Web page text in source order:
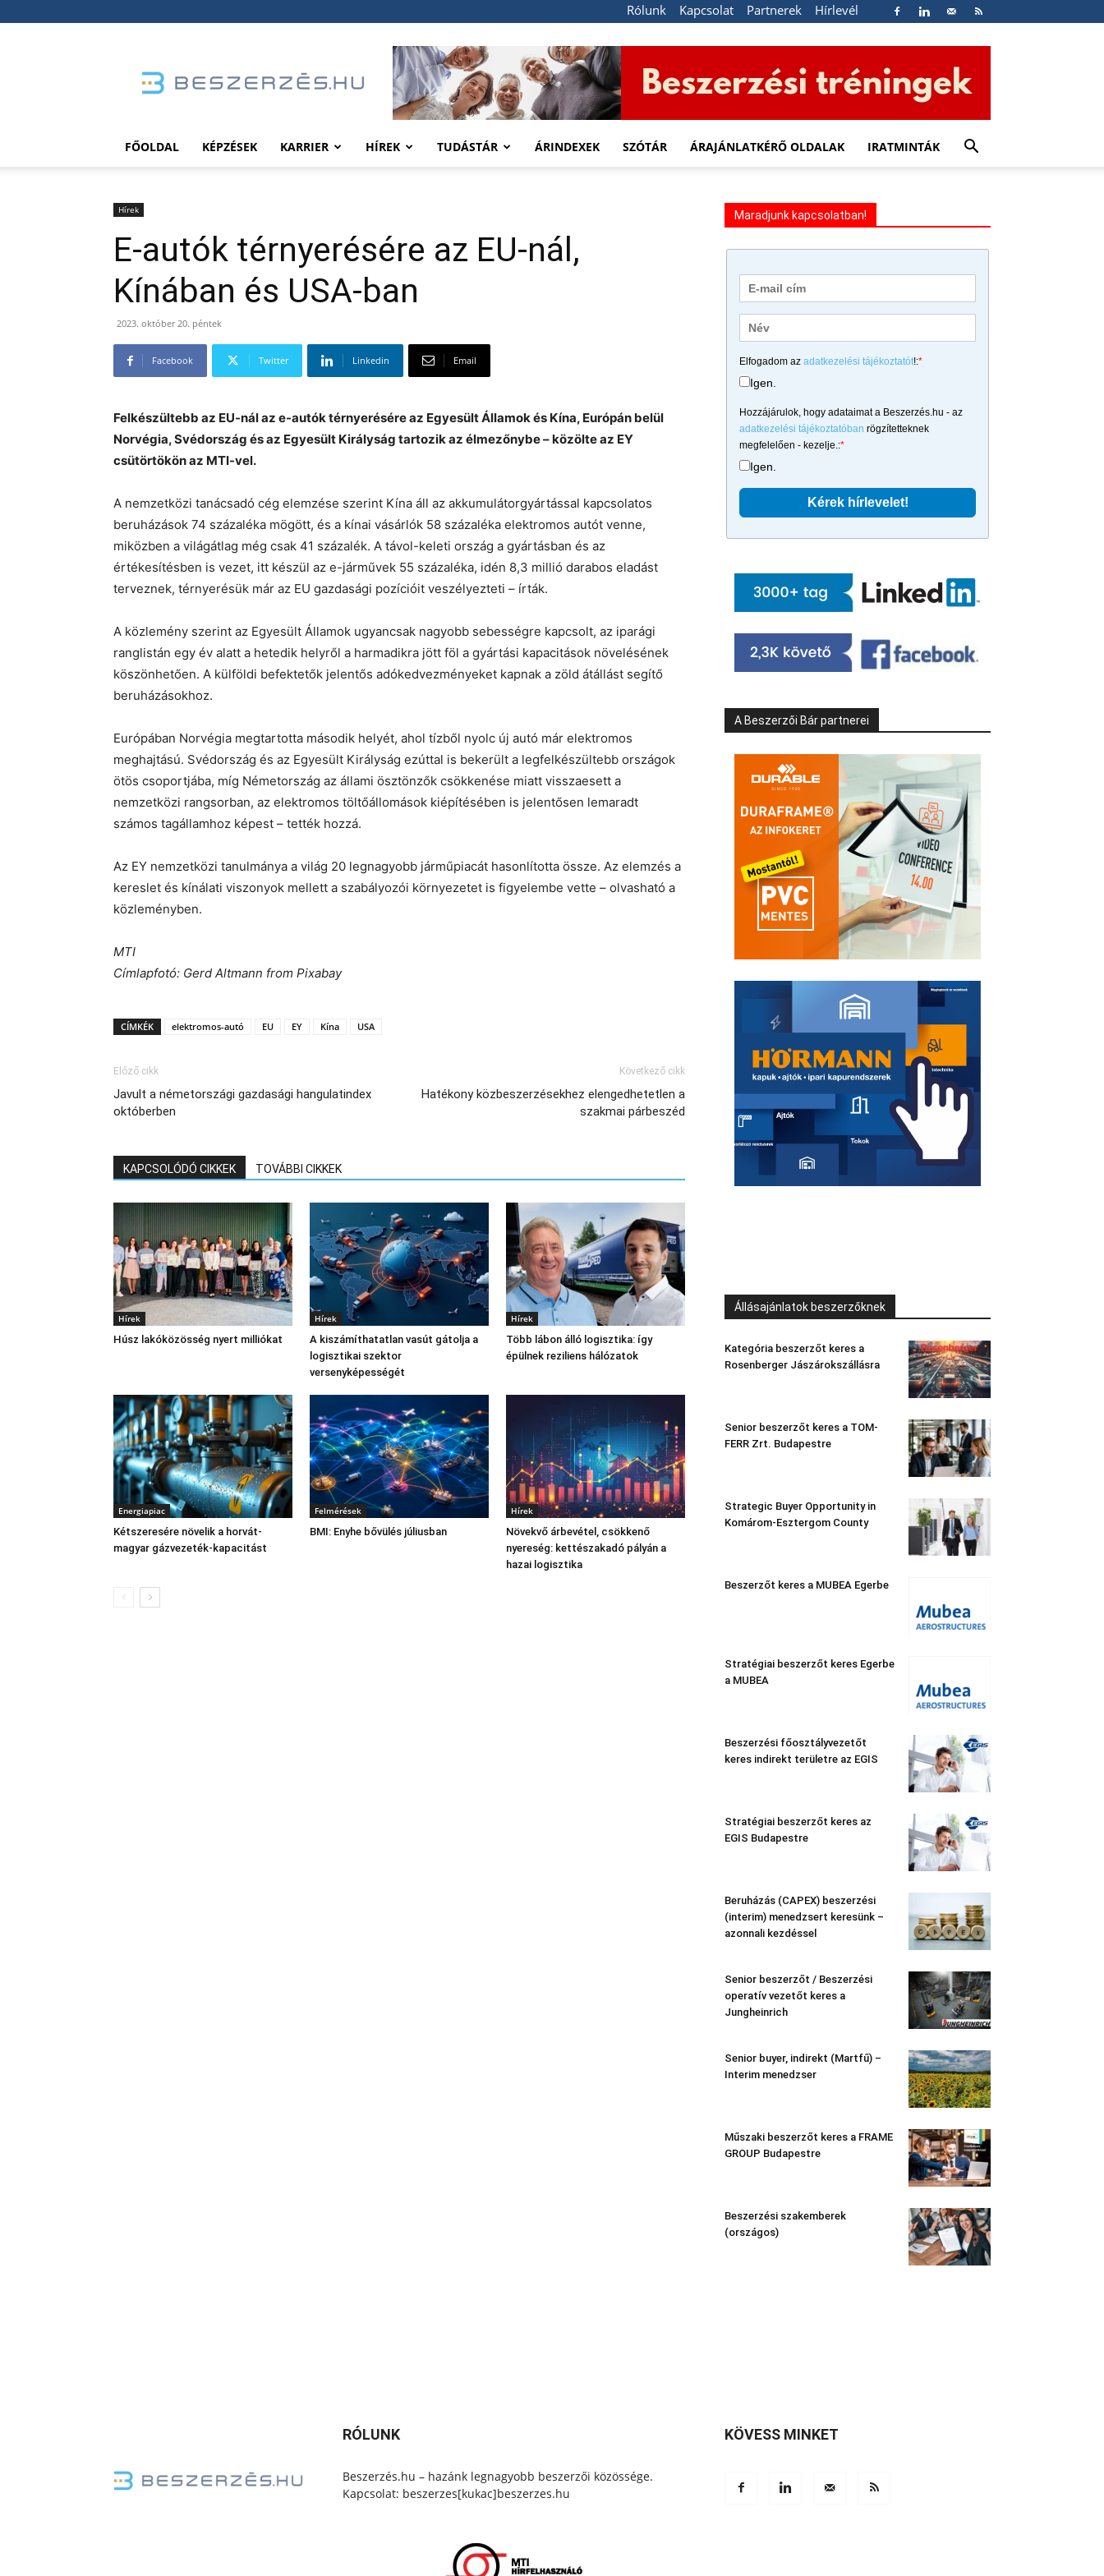
Rólunk Kapcsolat Partnerek Hírlevél
FŐOLDAL KÉPZÉSEK KARRIER HÍREK TUDÁSTÁR ÁRINDEXEK SZÓTÁR ÁRAJÁNLATKÉRŐ OLDALAK IRATMINTÁK
Hírek
E-autók térnyerésére az EU-nál,
Kínában és USA-ban
2023. október 20. péntek
Facebook Twitter Linkedin Email
Felkészültebb az EU-nál az e-autók térnyerésére az Egyesült Államok és Kína, Európán belül
Norvégia, Svédország és az Egyesült Királyság tartozik az élmezőnybe – közölte az EY
csütörtökön az MTI-vel.
A nemzetközi tanácsadó cég elemzése szerint Kína áll az akkumulátorgyártással kapcsolatos
beruházások 74 százaléka mögött, és a kínai vásárlók 58 százaléka elektromos autót venne,
miközben a világátlag még csak 41 százalék. A távol-keleti ország a gyártásban és az
értékesítésben is vezet, itt készül az e-járművek 55 százaléka, idén 8,3 millió darabos eladást
terveznek, térnyerésük már az EU gazdasági pozícióit veszélyezteti – írták.
A közlemény szerint az Egyesült Államok ugyancsak nagyobb sebességre kapcsolt, az iparági
ranglistán egy év alatt a hetedik helyről a harmadikra jött föl a gyártási kapacitások növelésének
köszönhetően. A külföldi befektetők jelentős adókedvezményeket kapnak a zöld átállást segítő
beruházásokhoz.
Európában Norvégia megtartotta második helyét, ahol tízből nyolc új autó már elektromos
meghajtású. Svédország és az Egyesült Királyság ezúttal is bekerült a legfelkészültebb országok
ötös csoportjába, míg Németország az állami ösztönzők csökkenése miatt visszaesett a
nemzetközi rangsorban, az elektromos töltőállomások kiépítésében is jelentősen lemaradt
számos tagállamhoz képest – tették hozzá.
Az EY nemzetközi tanulmánya a világ 20 legnagyobb járműpiacát hasonlította össze. Az elemzés a
kereslet és kínálati viszonyok mellett a szabályozói környezetet is figyelembe vette – olvasható a
közleményben.
MTI
Címlapfotó: Gerd Altmann from Pixabay
CÍMKÉK elektromos-autó EU EY Kína USA
Előző cikk
Javult a németországi gazdasági hangulatindex
októberben
Következő cikk
Hatékony közbeszerzésekhez elengedhetetlen a
szakmai párbeszéd
KAPCSOLÓDÓ CIKKEK TOVÁBBI CIKKEK
Hírek
Húsz lakóközösség nyert milliókat
Hírek
A kiszámíthatatlan vasút gátolja a
logisztikai szektor
versenyképességét
Hírek
Több lábon álló logisztika: így
épülnek reziliens hálózatok
Energiapiac
Kétszeresére növelik a horvát-
magyar gázvezeték-kapacitást
Felmérések
BMI: Enyhe bővülés júliusban
Hírek
Növekvő árbevétel, csökkenő
nyereség: kettészakadó pályán a
hazai logisztika
Maradjunk kapcsolatban!
Elfogadom az adatkezelési tájékoztatót!:*
Igen.
Hozzájárulok, hogy adataimat a Beszerzés.hu - az
adatkezelési tájékoztatóban rögzítetteknek
megfelelően - kezelje.:*
Igen.
A Beszerzői Bár partnerei
Állásajánlatok beszerzőknek
Kategória beszerzőt keres a
Rosenberger Jászárokszállásra
Senior beszerzőt keres a TOM-
FERR Zrt. Budapestre
Strategic Buyer Opportunity in
Komárom-Esztergom County
Beszerzőt keres a MUBEA Egerbe
Stratégiai beszerzőt keres Egerbe
a MUBEA
Beszerzési főosztályvezetőt
keres indirekt területre az EGIS
Stratégiai beszerzőt keres az
EGIS Budapestre
Beruházás (CAPEX) beszerzési
(interim) menedzsert keresünk –
azonnali kezdéssel
Senior beszerzőt / Beszerzési
operatív vezetőt keres a
Jungheinrich
Senior buyer, indirekt (Martfű) –
Interim menedzser
Műszaki beszerzőt keres a FRAME
GROUP Budapestre
Beszerzési szakemberek
(országos)
RÓLUNK
Beszerzés.hu – hazánk legnagyobb beszerzői közössége.
Kapcsolat: beszerzes[kukac]beszerzes.hu
KÖVESS MINKET